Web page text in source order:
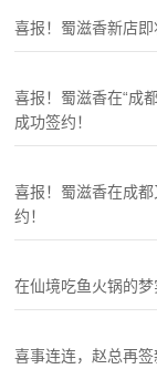
喜报！蜀滋香新店
喜报！蜀滋香在“成
成功签约！
喜报！蜀滋香在成
约！
在仙境吃鱼火锅的
喜事连连，赵总再